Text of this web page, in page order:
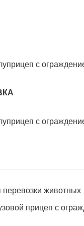
животных
прицеп с